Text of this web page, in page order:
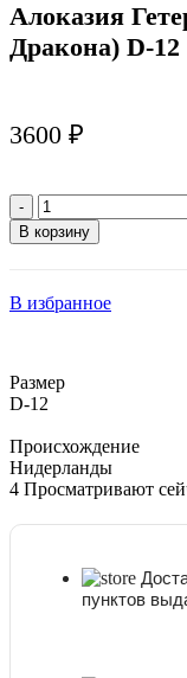
Алоказия
Дракона) D-12
3600 ₽
Количество
товара
Алоказия
(Дыхание
В корзину
В избранное
Размер
D-12
Происхождение
Нидерланды
4 Просматривают
пунктов